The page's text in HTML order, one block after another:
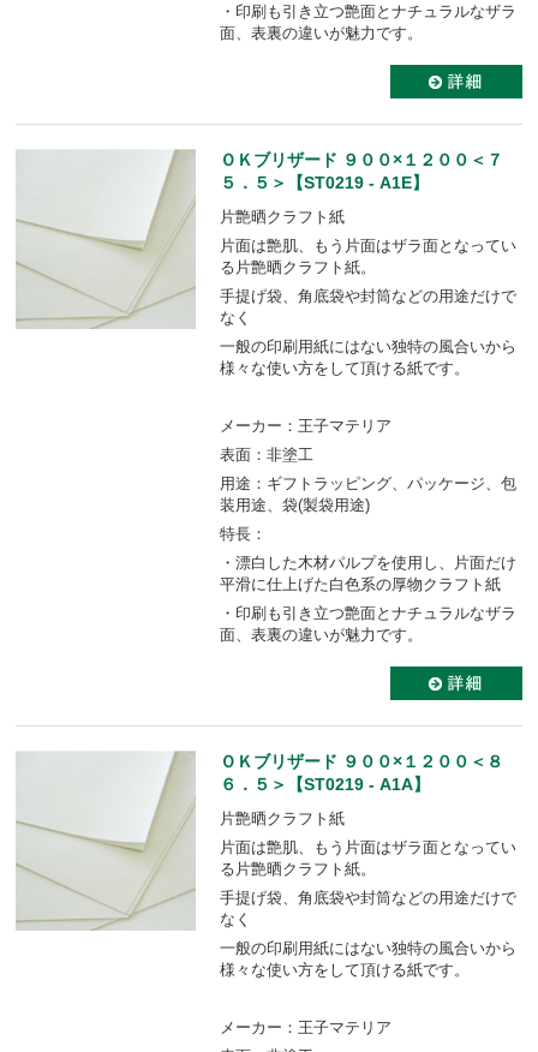
・印刷も引き立つ艶面とナチュラルなザラ
面、表裏の違いが魅力です。
ＯＫブリザード ９００×１２００＜７
５．５＞【ST0219 - A1E】
片艶晒クラフト紙
片面は艶肌、もう片面はザラ面となってい
る片艶晒クラフト紙。
手提げ袋、角底袋や封筒などの用途だけで
なく
一般の印刷用紙にはない独特の風合いから
様々な使い方をして頂ける紙です。
メーカー：王子マテリア
表面：非塗工
用途：ギフトラッピング、パッケージ、包
装用途、袋(製袋用途)
特長：
・漂白した木材パルプを使用し、片面だけ
平滑に仕上げた白色系の厚物クラフト紙
・印刷も引き立つ艶面とナチュラルなザラ
面、表裏の違いが魅力です。
ＯＫブリザード ９００×１２００＜８
６．５＞【ST0219 - A1A】
片艶晒クラフト紙
片面は艶肌、もう片面はザラ面となってい
る片艶晒クラフト紙。
手提げ袋、角底袋や封筒などの用途だけで
なく
一般の印刷用紙にはない独特の風合いから
様々な使い方をして頂ける紙です。
メーカー：王子マテリア